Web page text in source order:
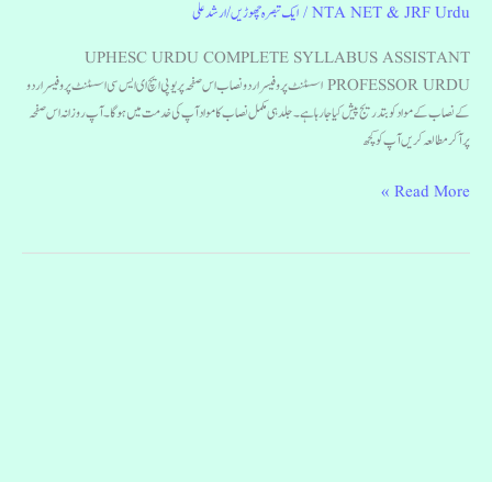
NTA NET & JRF Urdu
/ایک تبصرہ چھوڑیں/ارشد علی
UPHESC URDU COMPLETE SYLLABUS ASSISTANT
PROFESSOR URDU اسسٹنٹ پروفیسر اردو نصاب اس صفحہ پر یوپی ایچ ای ایس سی اسسٹنٹ پروفیسر اردو
کے نصاب کے مواد کو بتدریج پیش کیا جا رہا ہے۔ جلد ہی مکمل نصاب کا مواد آپ کی خدمت میں ہوگا۔آپ روزانہ اس صفحہ
پر آ کر مطالعہ کریں آپ کو کچھ
Read More »